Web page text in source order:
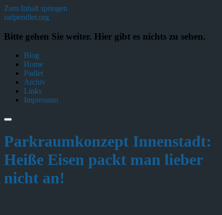
Zum Inhalt springen
radpendler.org
Bitte gehen Sie weiter. Hier gibt es nichts zu sehen.
Blog
Home
Padlet
Archiv
Links
Impressum
Parkraumkonzept Innenstadt:
Heiße Eisen packt man lieber
nicht an!